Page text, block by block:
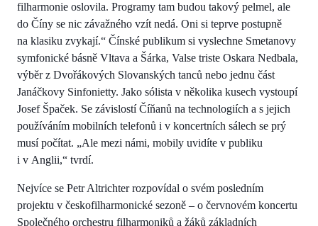
filharmonie oslovila. Programy tam budou takový pelmel, ale
do Číny se nic závažného vzít nedá. Oni si teprve postupně
na klasiku zvykají.“ Čínské publikum si vyslechne Smetanovy
symfonické básně Vltava a Šárka, Valse triste Oskara Nedbala,
výběr z Dvořákových Slovanských tanců nebo jednu část
Janáčkovy Sinfonietty. Jako sólista v několika kusech vystoupí
Josef Špaček. Se závislostí Číňanů na technologiích a s jejich
používáním mobilních telefonů i v koncertních sálech se prý
musí počítat. „Ale mezi námi, mobily uvidíte v publiku
i v Anglii,“ tvrdí.
Nejvíce se Petr Altrichter rozpovídal o svém posledním
projektu v českofilharmonické sezoně – o červnovém koncertu
Společného orchestru filharmoniků a žáků základních